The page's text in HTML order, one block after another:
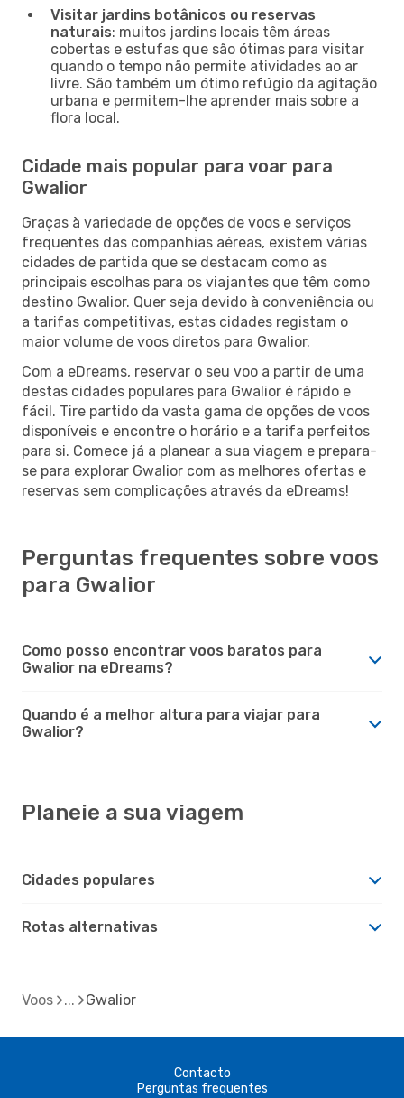
Visitar jardins botânicos ou reservas
naturais: muitos jardins locais têm áreas
cobertas e estufas que são ótimas para visitar
quando o tempo não permite atividades ao ar
livre. São também um ótimo refúgio da agitação
urbana e permitem-lhe aprender mais sobre a
flora local.
Cidade mais popular para voar para
Gwalior
Graças à variedade de opções de voos e serviços
frequentes das companhias aéreas, existem várias
cidades de partida que se destacam como as
principais escolhas para os viajantes que têm como
destino Gwalior. Quer seja devido à conveniência ou
a tarifas competitivas, estas cidades registam o
maior volume de voos diretos para Gwalior.
Com a eDreams, reservar o seu voo a partir de uma
destas cidades populares para Gwalior é rápido e
fácil. Tire partido da vasta gama de opções de voos
disponíveis e encontre o horário e a tarifa perfeitos
para si. Comece já a planear a sua viagem e prepara-
se para explorar Gwalior com as melhores ofertas e
reservas sem complicações através da eDreams!
Perguntas frequentes sobre voos
para Gwalior
Como posso encontrar voos baratos para
Gwalior na eDreams?
Quando é a melhor altura para viajar para
Gwalior?
Planeie a sua viagem
Cidades populares
Rotas alternativas
Voos Gwalior
Contacto
Perguntas frequentes